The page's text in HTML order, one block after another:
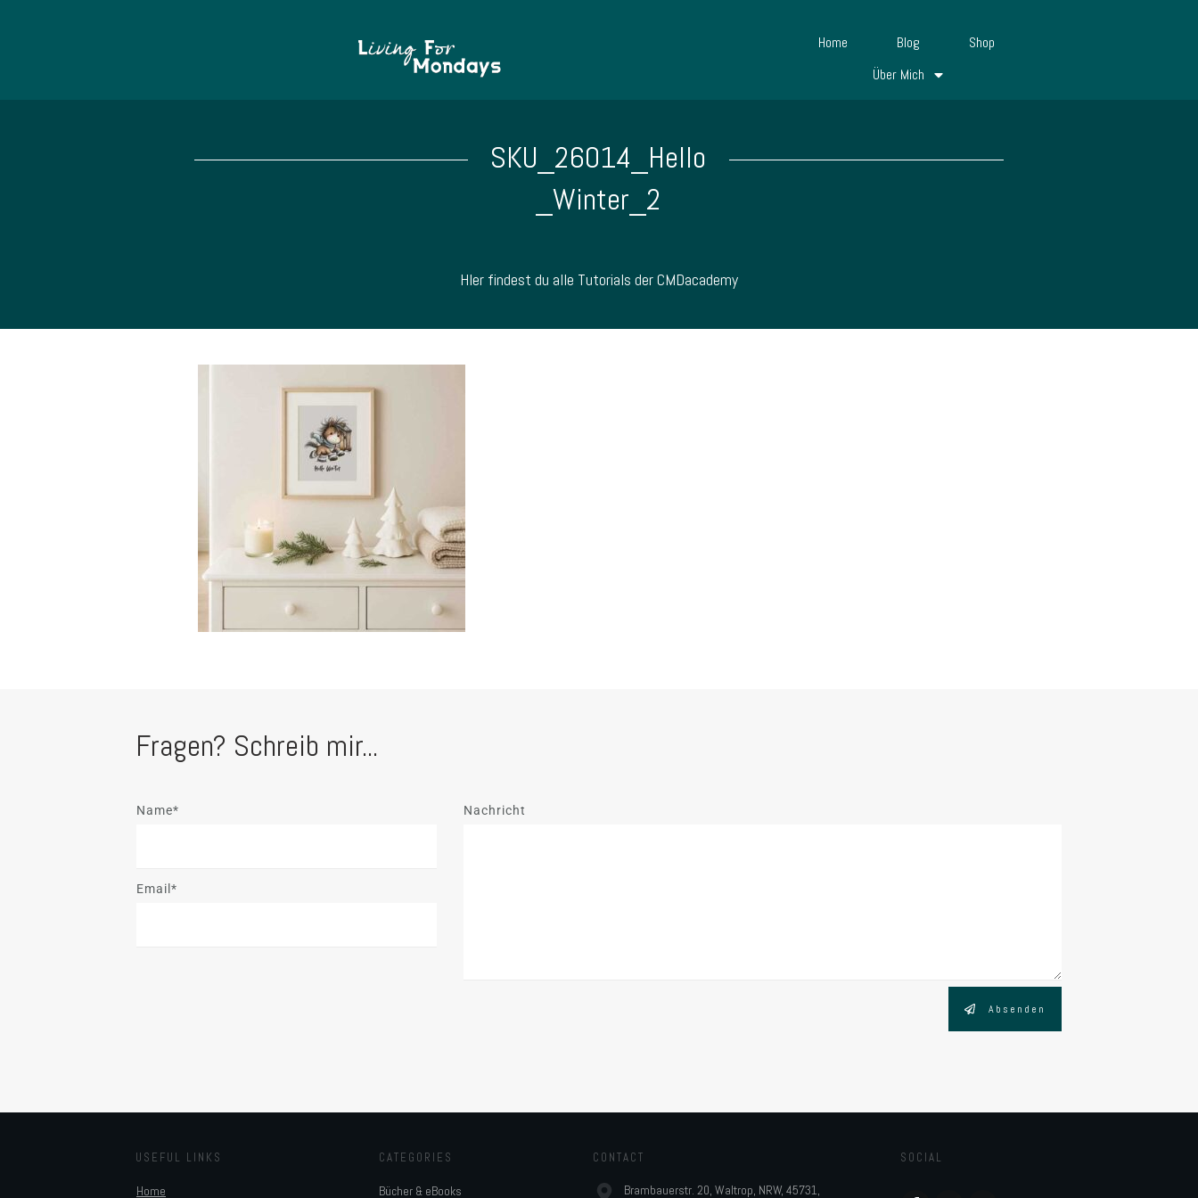
Home Blog
Shop
Über Mich
SKU_26014_Hello
_Winter_2
HIer findest du alle Tutorials der CMDacademy
Fragen? Schreib mir...
Name*
Email*
Nachricht
Absenden
USEFUL LINKS
Home
CATEGORIES
Bücher & eBooks
CONTACT
Brambauerstr. 20, Waltrop, NRW, 45731,
SOCIAL